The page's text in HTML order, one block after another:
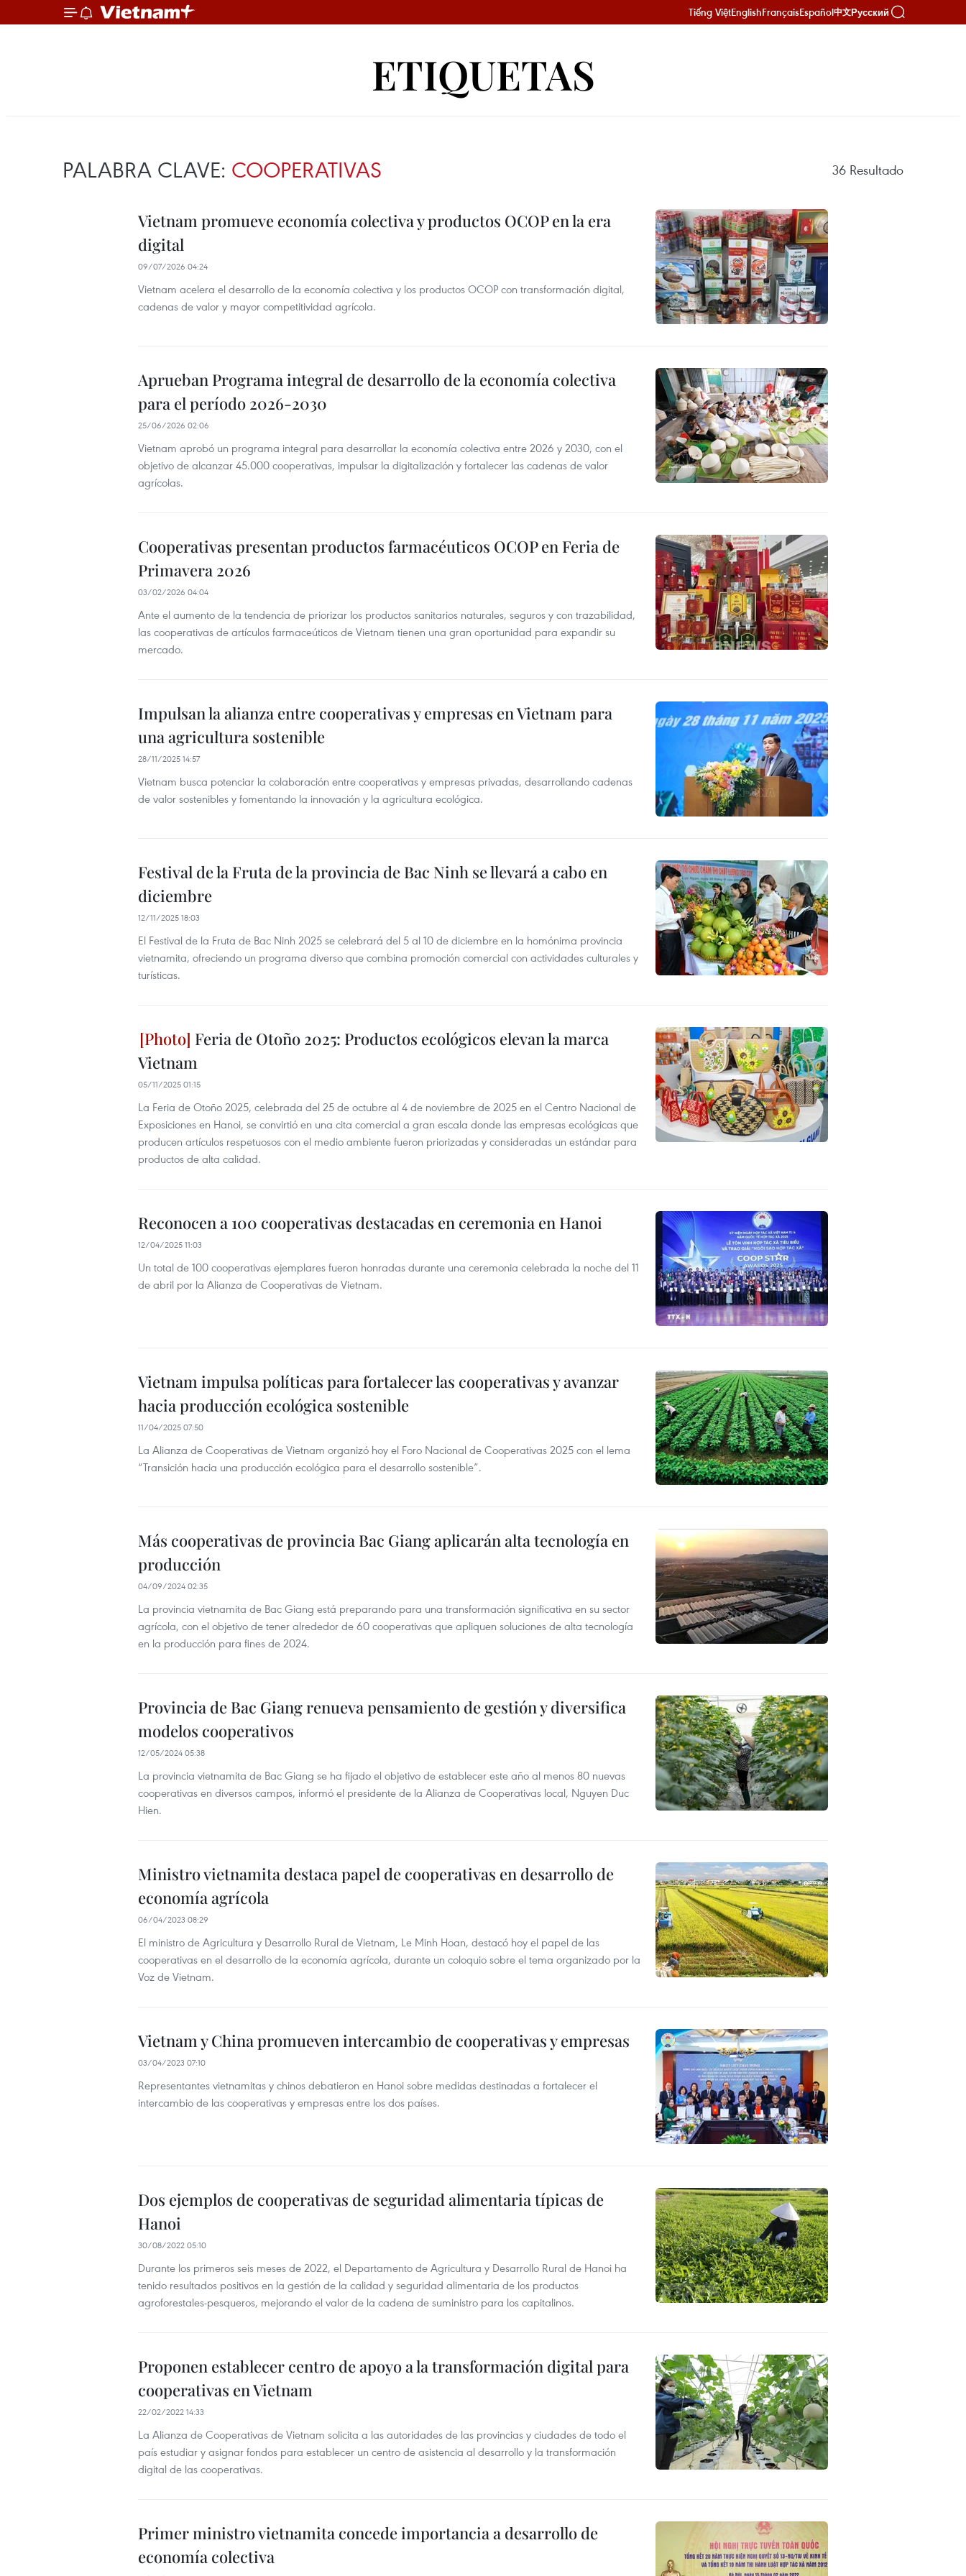
Tiếng ViệtEnglishFrançaisEspañol中文Русский
ETIQUETAS
PALABRA CLAVE: COOPERATIVAS 36 Resultado
Vietnam promueve economía colectiva y productos OCOP en la era
digital
09/07/2026 04:24
Vietnam acelera el desarrollo de la economía colectiva y los productos OCOP con transformación digital,
cadenas de valor y mayor competitividad agrícola.
Aprueban Programa integral de desarrollo de la economía colectiva
para el período 2026-2030
25/06/2026 02:06
Vietnam aprobó un programa integral para desarrollar la economía colectiva entre 2026 y 2030, con el
objetivo de alcanzar 45.000 cooperativas, impulsar la digitalización y fortalecer las cadenas de valor
agrícolas.
Cooperativas presentan productos farmacéuticos OCOP en Feria de
Primavera 2026
03/02/2026 04:04
Ante el aumento de la tendencia de priorizar los productos sanitarios naturales, seguros y con trazabilidad,
las cooperativas de artículos farmaceúticos de Vietnam tienen una gran oportunidad para expandir su
mercado.
Impulsan la alianza entre cooperativas y empresas en Vietnam para
una agricultura sostenible
28/11/2025 14:57
Vietnam busca potenciar la colaboración entre cooperativas y empresas privadas, desarrollando cadenas
de valor sostenibles y fomentando la innovación y la agricultura ecológica.
Festival de la Fruta de la provincia de Bac Ninh se llevará a cabo en
diciembre
12/11/2025 18:03
El Festival de la Fruta de Bac Ninh 2025 se celebrará del 5 al 10 de diciembre en la homónima provincia
vietnamita, ofreciendo un programa diverso que combina promoción comercial con actividades culturales y
turísticas.
Feria de Otoño 2025: Productos ecológicos elevan la marca
Vietnam
05/11/2025 01:15
La Feria de Otoño 2025, celebrada del 25 de octubre al 4 de noviembre de 2025 en el Centro Nacional de
Exposiciones en Hanoi, se convirtió en una cita comercial a gran escala donde las empresas ecológicas que
producen artículos respetuosos con el medio ambiente fueron priorizadas y consideradas un estándar para
productos de alta calidad.
Reconocen a 100 cooperativas destacadas en ceremonia en Hanoi
12/04/2025 11:03
Un total de 100 cooperativas ejemplares fueron honradas durante una ceremonia celebrada la noche del 11
de abril por la Alianza de Cooperativas de Vietnam.
Vietnam impulsa políticas para fortalecer las cooperativas y avanzar
hacia producción ecológica sostenible
11/04/2025 07:50
La Alianza de Cooperativas de Vietnam organizó hoy el Foro Nacional de Cooperativas 2025 con el lema
“Transición hacia una producción ecológica para el desarrollo sostenible”.
Más cooperativas de provincia Bac Giang aplicarán alta tecnología en
producción
04/09/2024 02:35
La provincia vietnamita de Bac Giang está preparando para una transformación significativa en su sector
agrícola, con el objetivo de tener alrededor de 60 cooperativas que apliquen soluciones de alta tecnología
en la producción para fines de 2024.
Provincia de Bac Giang renueva pensamiento de gestión y diversifica
modelos cooperativos
12/05/2024 05:38
La provincia vietnamita de Bac Giang se ha fijado el objetivo de establecer este año al menos 80 nuevas
cooperativas en diversos campos, informó el presidente de la Alianza de Cooperativas local, Nguyen Duc
Hien.
Ministro vietnamita destaca papel de cooperativas en desarrollo de
economía agrícola
06/04/2023 08:29
El ministro de Agricultura y Desarrollo Rural de Vietnam, Le Minh Hoan, destacó hoy el papel de las
cooperativas en el desarrollo de la economía agrícola, durante un coloquio sobre el tema organizado por la
Voz de Vietnam.
Vietnam y China promueven intercambio de cooperativas y empresas
03/04/2023 07:10
Representantes vietnamitas y chinos debatieron en Hanoi sobre medidas destinadas a fortalecer el
intercambio de las cooperativas y empresas entre los dos países.
Dos ejemplos de cooperativas de seguridad alimentaria típicas de
Hanoi
30/08/2022 05:10
Durante los primeros seis meses de 2022, el Departamento de Agricultura y Desarrollo Rural de Hanoi ha
tenido resultados positivos en la gestión de la calidad y seguridad alimentaria de los productos
agroforestales-pesqueros, mejorando el valor de la cadena de suministro para los capitalinos.
Proponen establecer centro de apoyo a la transformación digital para
cooperativas en Vietnam
22/02/2022 14:33
La Alianza de Cooperativas de Vietnam solicita a las autoridades de las provincias y ciudades de todo el
país estudiar y asignar fondos para establecer un centro de asistencia al desarrollo y la transformación
digital de las cooperativas.
Primer ministro vietnamita concede importancia a desarrollo de
economía colectiva